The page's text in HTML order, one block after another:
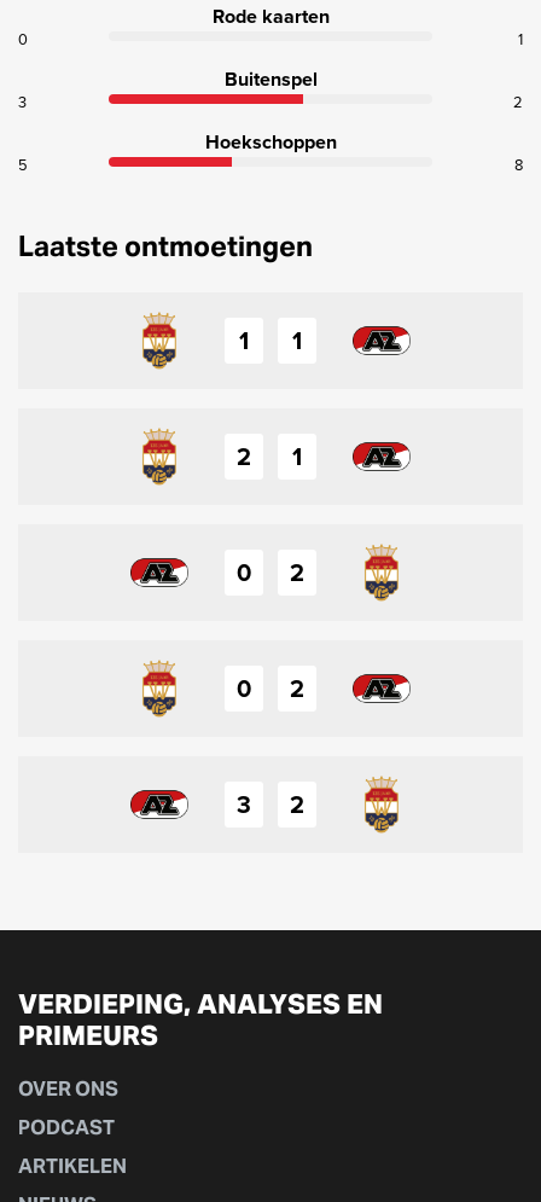
Rode kaarten
0 1
Buitenspel
3 2
Hoekschoppen
5 8
Laatste ontmoetingen
1 1
2 1
0 2
0 2
3 2
VERDIEPING, ANALYSES EN
PRIMEURS
OVER ONS
PODCAST
ARTIKELEN